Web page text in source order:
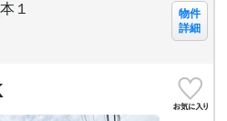
１
物件
詳細